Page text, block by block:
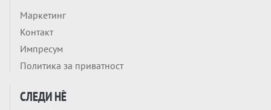
европската уметност за уредување на
Маркетинг
Контакт
Импресум
Политика за приватност
СЛЕДИ НÈ